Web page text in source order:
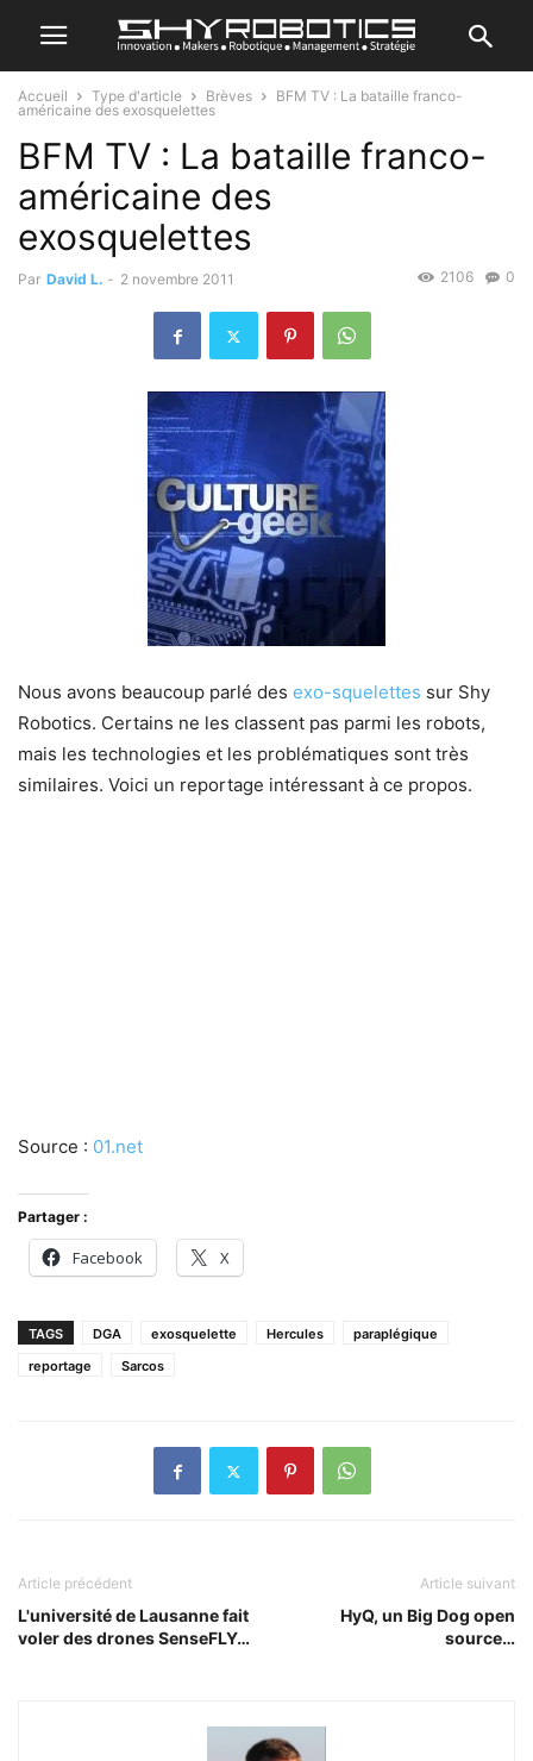
Accueil Type d'article Brèves
BFM TV : La bataille franco-
américaine des exosquelettes
BFM TV : La bataille franco-
américaine des
exosquelettes
Par David L. - 2 novembre 2011 0
2106
Nous avons beaucoup parlé des exo-squelettes sur Shy
Robotics. Certains ne les classent pas parmi les robots,
mais les technologies et les problématiques sont très
similaires. Voici un reportage intéressant à ce propos.
Source : 01.net
Partager :
Facebook X
TAGS DGA exosquelette Hercules
paraplégique
reportage
Sarcos
Article précédent
L'université de Lausanne fait
voler des drones SenseFLY…
Article suivant
HyQ, un Big Dog open
source…